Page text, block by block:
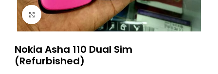
Click to enlarge
Nokia Asha 110 Dual Sim
(Refurbished)